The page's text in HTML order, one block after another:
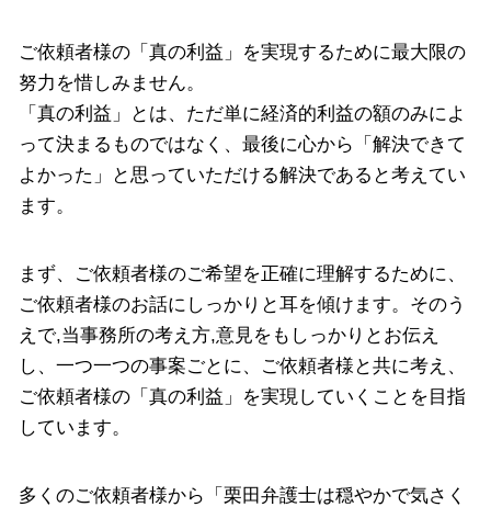
ご依頼者様の「真の利益」を実現するために最大限の
努力を惜しみません。
「真の利益」とは、ただ単に経済的利益の額のみによ
って決まるものではなく、最後に心から「解決できて
よかった」と思っていただける解決であると考えてい
ます。
まず、ご依頼者様のご希望を正確に理解するために、
ご依頼者様のお話にしっかりと耳を傾けます。そのう
えで,当事務所の考え方,意見をもしっかりとお伝え
し、一つ一つの事案ごとに、ご依頼者様と共に考え、
ご依頼者様の「真の利益」を実現していくことを目指
しています。
多くのご依頼者様から「栗田弁護士は穏やかで気さく